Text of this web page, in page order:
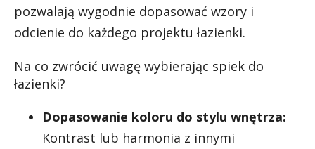
pozwalają wygodnie dopasować wzory i
odcienie do każdego projektu łazienki.
Na co zwrócić uwagę wybierając spiek do
łazienki?
Dopasowanie koloru do stylu wnętrza:
Kontrast lub harmonia z innymi